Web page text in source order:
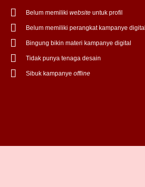
Belum memilikiwebsite untuk profil
Belum memiliki perangkat kampanye digital
Bingung bikin materi kampanye digital
Tidak punya tenaga desain
Sibuk kampanyeoffline